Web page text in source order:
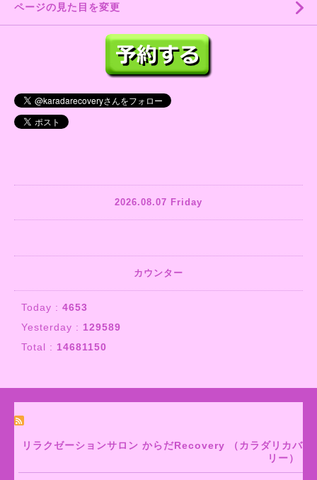
ページの見た目を変更
2026.08.07 Friday
カウンター
Today : 4653
Yesterday : 129589
Total : 14681150
リラクゼーションサロン からだRecovery （カラダリカバ
リー）